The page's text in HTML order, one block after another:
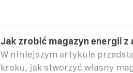
Jak zrobić magazyn energii
W niniejszym artykule
kroku, jak stworzyć własny